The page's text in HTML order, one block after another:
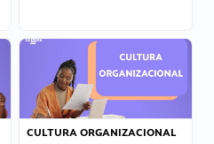
CULTURA ORGANIZACIONAL